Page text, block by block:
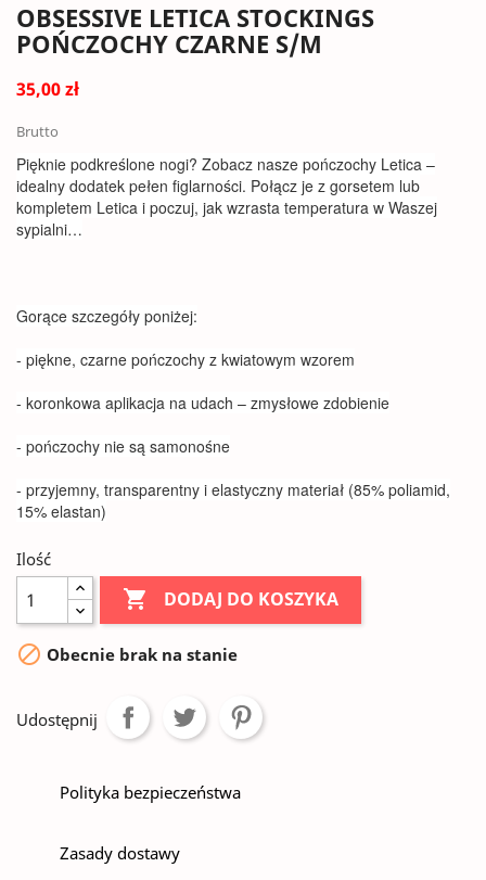
OBSESSIVE LETICA STOCKINGS
POŃCZOCHY CZARNE S/M
35,00 zł
Brutto
Pięknie podkreślone nogi? Zobacz nasze pończochy Letica –
idealny dodatek pełen figlarności. Połącz je z gorsetem lub
kompletem Letica i poczuj, jak wzrasta temperatura w Waszej
sypialni…
Gorące szczegóły poniżej:
- piękne, czarne pończochy z kwiatowym wzorem
- koronkowa aplikacja na udach – zmysłowe zdobienie
- pończochy nie są samonośne
- przyjemny, transparentny i elastyczny materiał (85% poliamid,
15% elastan)
Ilość
 DODAJ DO KOSZYKA
 Obecnie brak na stanie
Udostępnij
Polityka bezpieczeństwa
Zasady dostawy